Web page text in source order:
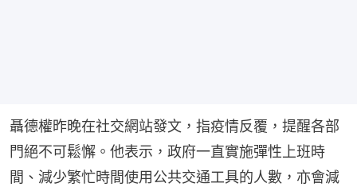
聶德權昨晚在社交網站發文，指疫情反覆，提醒各部
門絕不可鬆懈。他表示，政府一直實施彈性上班時
間、減少繁忙時間使用公共交通工具的人數，亦會減